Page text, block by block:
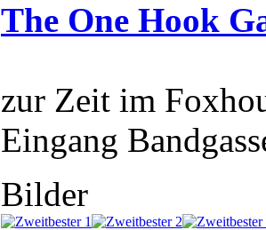
The One Hook
zur Zeit im
Eingang
Bilder